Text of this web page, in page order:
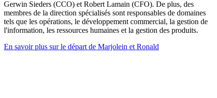
Gerwin Sieders (CCO) et Robert Lamain (CFO). De plus, des
membres de la direction spécialisés sont responsables de domaines
tels que les opérations, le développement commercial, la gestion de
l'information, les ressources humaines et la gestion des produits.
En savoir plus sur le départ de Marjolein et Ronald